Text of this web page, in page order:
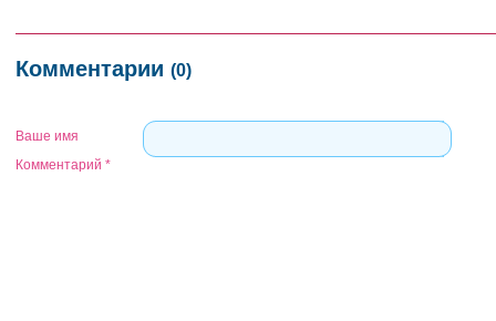
Комментарии (0)
Ваше имя
Комментарий *